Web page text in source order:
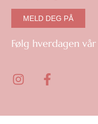
MELD DEG PÅ
Følg hverdagen vår
I
n
F
a